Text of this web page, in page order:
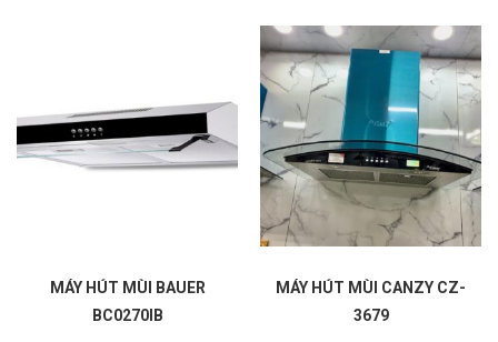
MÁY HÚT MÙI BAUER
BC0270IB
MÁY HÚT MÙI CANZY CZ-
3679